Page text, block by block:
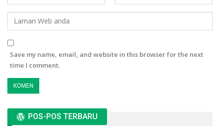
Save my name, email, and website in this browser for the next
time I comment.
POS-POS TERBARU